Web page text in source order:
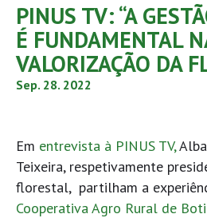
PINUS TV: “A
É FUNDAMENTAL
VALORIZAÇÃO DA
Sep. 28. 2022
Em entrevista à PINUS TV,
Teixeira, respetivamente
florestal, partilham a
Cooperativa Agro Rural de